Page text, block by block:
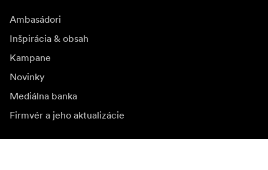
Ambasádori
Inšpirácia & obsah
Kampane
Novinky
Mediálna banka
Firmvér a jeho aktualizácie